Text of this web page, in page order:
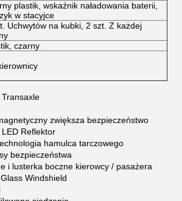
plastik, wskaźnik naładowania baterii,
w stacyjce
Uchwytów na kubki, 2 szt. Z każdej
czarny
zwiększa bezpieczeństwo
Reflektor
hamulca tarczowego
bezpieczeństwa
i lusterka boczne kierowcy / pasażera
Windshield